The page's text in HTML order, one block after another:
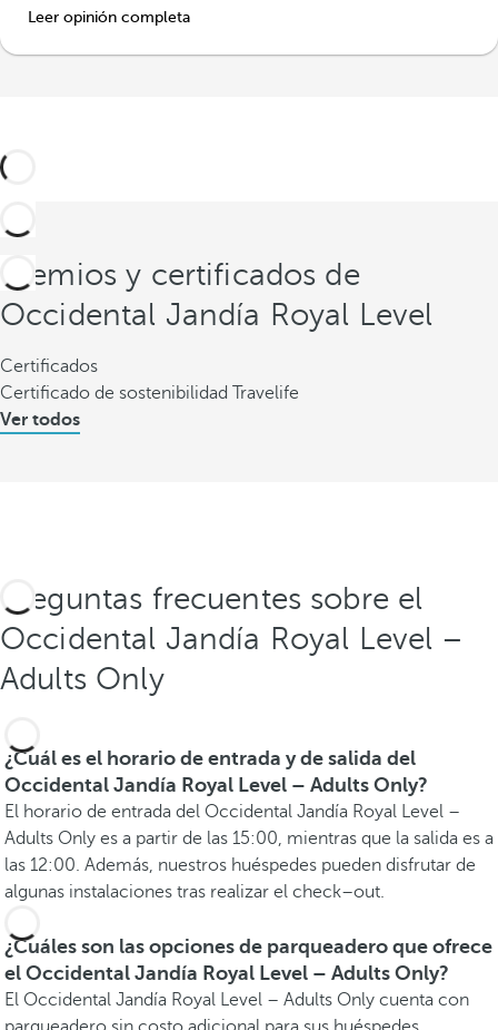
Leer opinión completa
Premios y certificados de
Occidental Jandía Royal Level
Certificados
Certificado de sostenibilidad Travelife
Ver todos
Preguntas frecuentes sobre el
Occidental Jandía Royal Level –
Adults Only
¿Cuál es el horario de entrada y de salida del
Occidental Jandía Royal Level – Adults Only?
El horario de entrada del Occidental Jandía Royal Level –
Adults Only es a partir de las 15:00, mientras que la salida es a
las 12:00. Además, nuestros huéspedes pueden disfrutar de
algunas instalaciones tras realizar el check–out.
¿Cuáles son las opciones de parqueadero que ofrece
el Occidental Jandía Royal Level – Adults Only?
El Occidental Jandía Royal Level – Adults Only cuenta con